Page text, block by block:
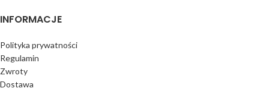
INFORMACJE
Polityka prywatności
Regulamin
Zwroty
Dostawa